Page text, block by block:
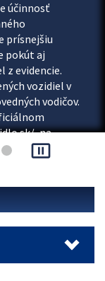
účinnosť
prísnejšiu
pokút aj
z evidencie.
vozidiel v
vodičov.
, na
si...
pause_presentation